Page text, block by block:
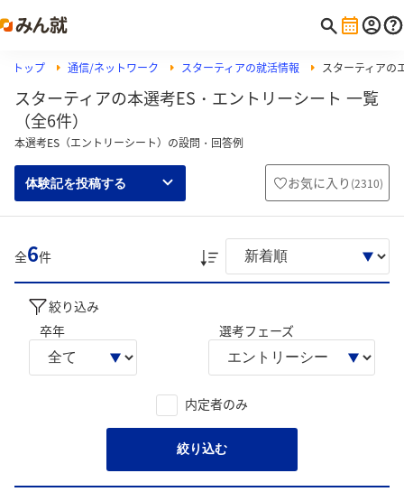
トップ 通信/ネットワーク スターティアの就活情報 スターティアの
スターティアの本選考ES・エントリーシート 一覧
（全6件）
本選考ES（エントリーシート）の設問・回答例
体験記を投稿する お気に入り (2310)
全6件
絞り込み
卒年
選考フェーズ
内定者のみ
絞り込む